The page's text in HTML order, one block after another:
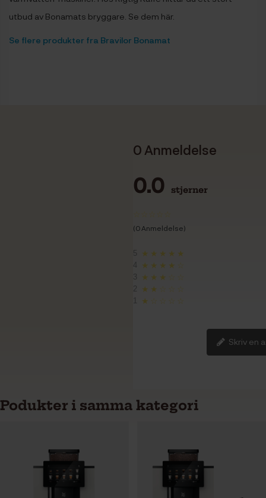
utbud av Bonamats bryggare. Se dem här.
Se flere produkter fra Bravilor Bonamat
0 Anmeldelse
0.0 stjerner
(0 Anmeldelse)
5 ★★★★★
★★★★☆
3 ★★★☆☆
2 ★★☆☆☆
★☆☆☆☆
Skriv en
Podukter i samma kategori